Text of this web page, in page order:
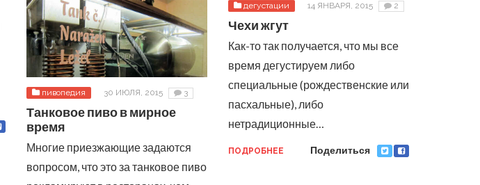
пивопедия 30 ИЮЛЯ, 2015 3
Танковое пиво в мирное
время
Многие приезжающие задаются
вопросом, что это за танковое пиво
дегустации 14 ЯНВАРЯ, 2015 2
Чехи жгут
Как-то так получается, что мы все
время дегустируем либо
специальные (рождественские или
пасхальные), либо
нетрадиционные…
ПОДРОБНЕЕ Поделиться